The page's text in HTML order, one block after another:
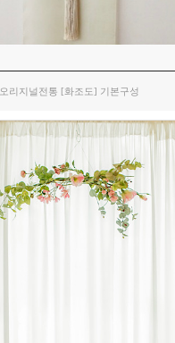
오리지널전통 [화조도] 기본구성